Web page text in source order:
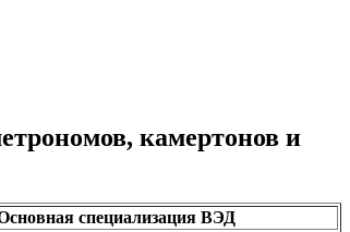
камертонов и
специализация ВЭД